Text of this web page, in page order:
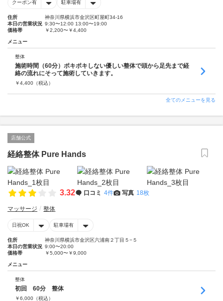
クーポン有 駐車場有
住所
神奈川県横浜市金沢区町屋町34-16
本日の営業状況 9:30〜12:00 13:00〜19:00
価格帯
￥2,200〜￥4,400
メニュー
整体
施術時間（60分）ポキポキしない優しい整体で頭から足先まで経
絡の流れにそって施術していきます。
￥4,400 （税込）
全てのメニューを見る
店舗公式
経絡整体 Pure Hands
3.32 口コミ 4件 写真 18枚
マッサージ 整体
日祝OK 駐車場有
住所
神奈川県横浜市金沢区六浦南２丁目５−５
本日の営業状況 9:00〜20:00
価格帯
￥5,000〜￥9,000
メニュー
整体
初回 60分 整体
￥6,000 （税込）